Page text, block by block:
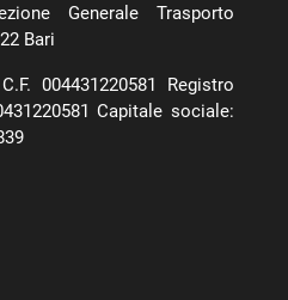
Generale Trasporto
Bari
004431220581 Registro
Capitale sociale: